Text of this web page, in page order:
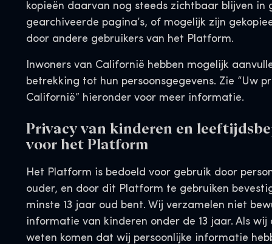
kopieën daarvan nog steeds zichtbaar blijven in
gearchiveerde pagina’s, of mogelijk zijn
door andere gebruikers van het Platform.
Inwoners van Californië hebben mogelijk
betrekking tot hun persoonsgegevens. Zie “Uw
Californië” hieronder voor meer informatie.
Privacy van kinderen en
voor het Platform
Het Platform is bedoeld voor gebruik door
ouder, en door dit Platform te gebruiken
minste 13 jaar oud bent. Wij verzamelen niet
informatie van kinderen onder de 13 jaar. Als wij
weten komen dat wij persoonlijke informatie